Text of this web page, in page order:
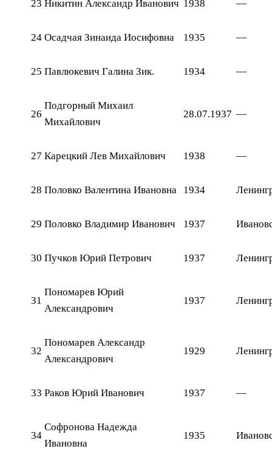
23 Никитин Александр Иванович 1938 —
24 Осадчая Зинаида Иосифовна 1935 —
25 Павлюкевич Галина Зик. 1934 —
26
Подгорный Михаил
Михайлович
28.07.1937 —
27 Карецкий Лев Михайлович 1938 —
28 Половко Валентина Ивановна 1934
29 Половко Владимир Иванович 1937
30 Пучков Юрий Петрович 1937
31
Пономарев Юрий
Александрович
1937
32
Пономарев Александр
Александрович
1929
33 Раков Юрий Иванович 1937 —
34
Софронова Надежда
Ивановна
1935